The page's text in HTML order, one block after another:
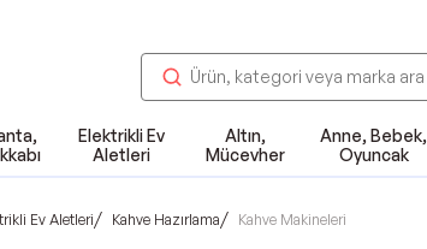
Elektrikli Ev
Aletleri
Altın,
Mücevher
Anne, Bebek,
Oyuncak
Ev Aletleri/ Kahve Hazırlama/ Kahve Makineleri